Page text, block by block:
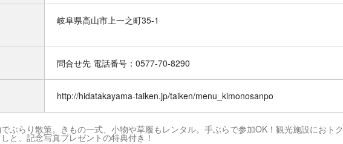
岐阜県高山市上一之町35-1
問合せ先 電話番号：0577-70-8290
http://hidatakayama-taiken.jp/taiken/menu_kimonosanpo
ぶらり散策。きもの一式、小物や草履もレンタル。手ぶらで参加OK！観光施設におトク
と、記念写真プレゼントの特典付き！